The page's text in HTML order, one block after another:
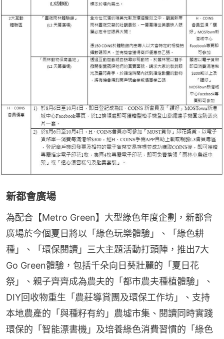
新都會廣場
為配合【Metro Green】大型綠色年度企劃，新都會
廣場於今個夏日將以「綠色玩樂體驗」、「綠色耕
種」、「環保閱讀」三大主題活動打頭陣，推出7大
Go Green體驗，包括千朵向日葵壯麗的「夏日花
祭」、親子齊齊成為農夫的「都市農夫種植體驗」、
DIY回收物重生「農莊導賞團及環保工作坊」、支持
本地農產的「與種籽有約」農墟市集、閱讀同時實踐
環保的「智能漂書機」及培養綠色消費習慣的「綠色